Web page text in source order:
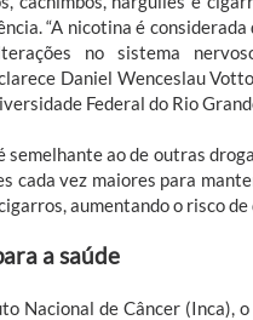
“A nicotina é
no sistema
Daniel Wenceslau
Federal do Rio
ao de outras
cada vez maiores para
aumentando o risco
a saúde
Nacional de Câncer (Inca),